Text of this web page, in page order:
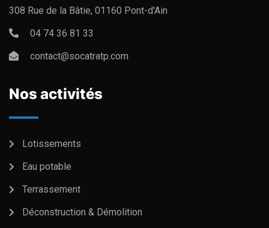
308 Rue de la Bâtie, 01160 Pont-d'Ain
04 74 36 81 33
contact@socatratp.com
Nos activités
Lotissements
Eau potable
Terrassement
Déconstruction & Démolition